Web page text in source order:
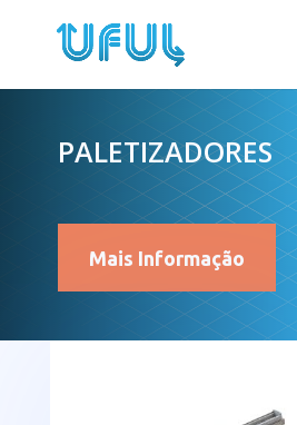
PALETIZADORES
Mais Informação